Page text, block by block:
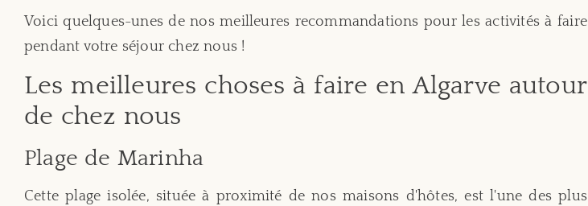
Voici quelques-unes de nos meilleures recommandations pour les activités à faire
pendant votre séjour chez nous !
Les meilleures choses à faire en Algarve autour
de chez nous
Plage de Marinha
Cette plage isolée, située à proximité de nos maisons d'hôtes, est l'une des plus